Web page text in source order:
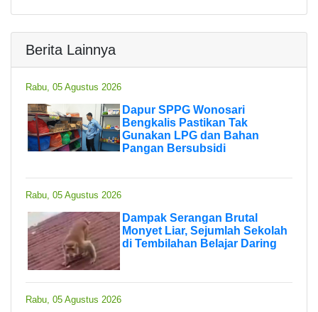
Berita Lainnya
Rabu, 05 Agustus 2026
Dapur SPPG Wonosari
Bengkalis Pastikan Tak
Gunakan LPG dan Bahan
Pangan Bersubsidi
Rabu, 05 Agustus 2026
Dampak Serangan Brutal
Monyet Liar, Sejumlah Sekolah
di Tembilahan Belajar Daring
Rabu, 05 Agustus 2026